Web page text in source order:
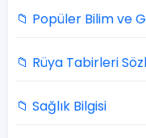
📁 Popüler Bilim ve
📁 Rüya Tabirleri
📁 Sağlık Bilgisi